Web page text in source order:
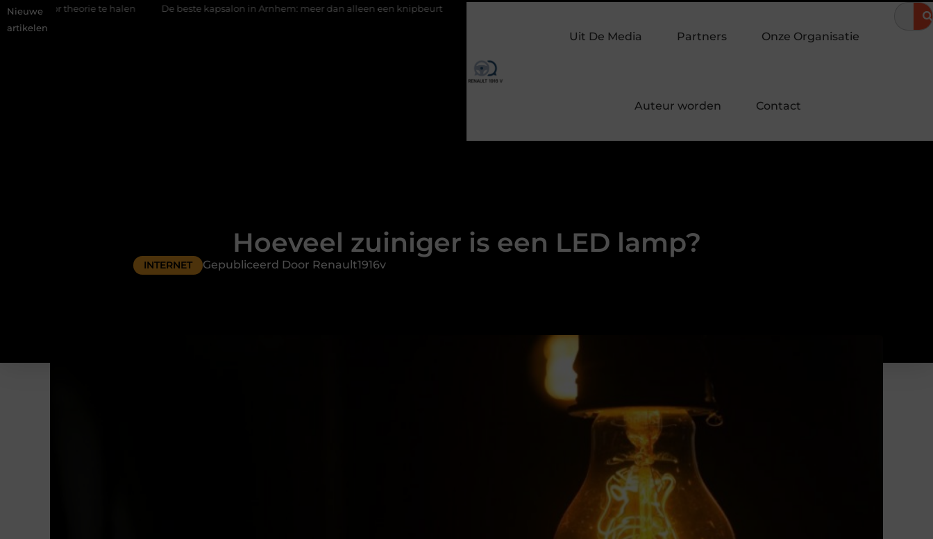
Nieuwe
artikelen
te halen De beste kapsalon in Arnhem: meer dan alleen een knipbeurt Barbecuevlees bestellen voor een onvergetelijke zomeravond Hoe een landingspagina laten maken bijdraagt aan
Uit De Media Partners Onze Organisatie
Auteur worden Contact
Hoeveel zuiniger is een LED lamp?
INTERNET Gepubliceerd Door Renault1916v